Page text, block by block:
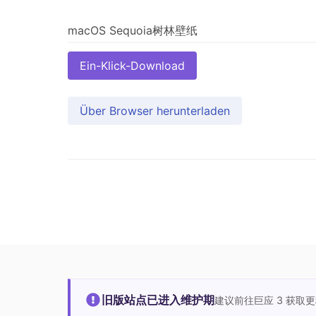
Ein-Klick-Download
Über Browser herunterladen
旧版站点已进入维护期建议前往巨应 3 获取更